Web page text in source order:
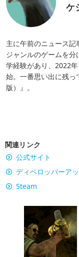
ケ
主に午前のニュース
ジャンルのゲームを
学経験があり、2022
始。一番思い出に残っ
版）』。
関連リンク
公式サイト
ディベロッパーア
Steam